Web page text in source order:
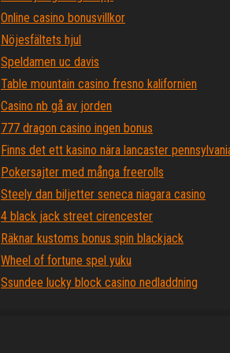
Online casino bonusvillkor
Nöjesfältets hjul
Speldamen uc davis
Table mountain casino fresno kalifornien
Casino nb gå av jorden
777 dragon casino ingen bonus
Finns det ett kasino nära lancaster
Pokersajter med många freerolls
Steely dan biljetter seneca niagara casino
4 black jack street cirencester
Räknar kustoms bonus spin blackjack
Wheel of fortune spel yuku
Ssundee lucky block casino nedladdning